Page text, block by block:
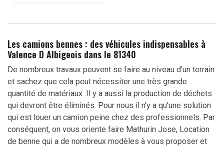
Les camions bennes : des véhicules indispensables à
Valence D Albigeois dans le 81340
De nombreux travaux peuvent se faire au niveau d'un terrain
et sachez que cela peut nécessiter une très grande
quantité de matériaux. Il y a aussi la production de déchets
qui devront être éliminés. Pour nous il n'y a qu'une solution
qui est louer un camion peine chez des professionnels. Par
conséquent, on vous oriente faire Mathurin Jose, Location
de benne qui a de nombreux modèles à vous proposer et